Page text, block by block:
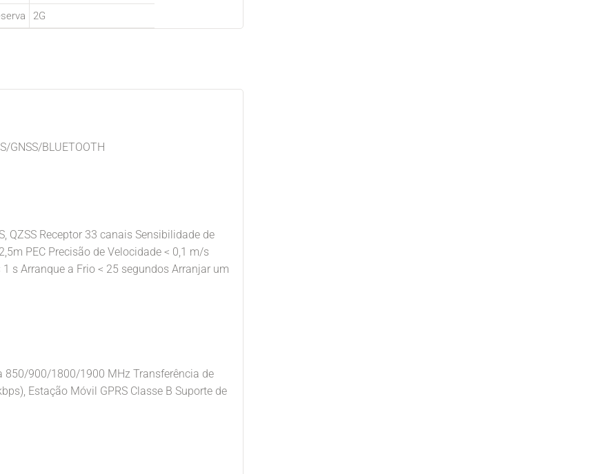
2G
GNSS/BLUETOOTH
QZSS Receptor 33 canais Sensibilidade de
PEC Precisão de Velocidade < 0,1 m/s
s Arranque a Frio < 25 segundos Arranjar um
850/900/1800/1900 MHz Transferência de
Estação Móvil GPRS Classe B Suporte de